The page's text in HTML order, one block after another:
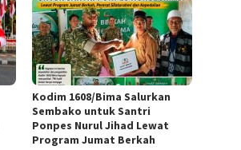
Kodim 1608/Bima Salurkan
Sembako untuk Santri
Ponpes Nurul Jihad Lewat
Program Jumat Berkah